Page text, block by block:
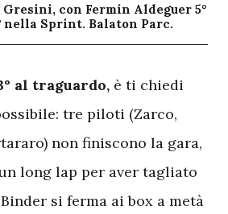
con Fermín Aldeguer 5°
nella Sprint. Balaton Parc.
al traguardo, è ti chiedi
tre piloti (Zarco,
non finiscono la gara,
long lap per aver tagliato
si ferma ai box a metà